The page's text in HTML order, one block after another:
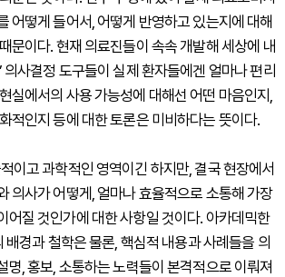
어떻게 들어서, 어떻게 반영하고 있는지에 대해
문이다. 현재 의료진들이 속속 개발해 세상에 내
의사결정 도구들이 실제 환자들에겐 얼마나 편리
실에서의 사용 가능성에 대해선 어떤 마음인지,
적인지 등에 대한 토론은 미비하다는 뜻이다.
이고 과학적인 영역이긴 하지만, 결국 현장에서
의사가 어떻게, 얼마나 효율적으로 소통해 가장
어질 것인가에 대한 사항일 것이다. 아카데믹한
경과 철학은 물론, 핵심적 내용과 사례들을 의
명, 홍보, 소통하는 노력들이 본격적으로 이뤄져